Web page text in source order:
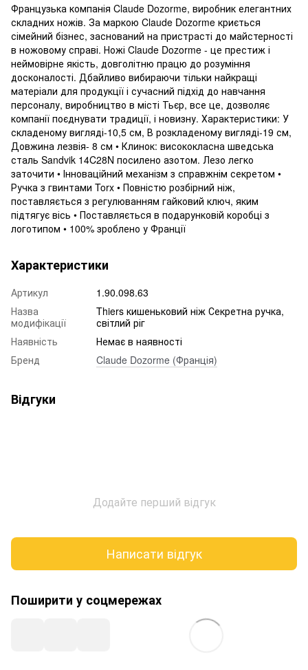
Французька компанія Claude Dozorme, виробник елегантних
складних ножів. За маркою Claude Dozorme криється
сімейний бізнес, заснований на пристрасті до майстерності
в ножовому справі. Ножі Claude Dozorme - це престиж і
неймовірне якість, довголітню працю до розуміння
досконалості. Дбайливо вибираючи тільки найкращі
матеріали для продукції і сучасний підхід до навчання
персоналу, виробництво в місті Тьєр, все це, дозволяє
компанії поєднувати традиції, і новизну. Характеристики: У
складеному вигляді-10,5 см, В розкладеному вигляді-19 см,
Довжина лезвія- 8 см • Клинок: висококласна шведська
сталь Sandvik 14C28N посилено азотом. Лезо легко
заточити • Інноваційний механізм з справжнім секретом •
Ручка з гвинтами Torx • Повністю розбірний ніж,
поставляється з регулюванням гайковий ключ, яким
підтягує вісь • Поставляється в подарунковій коробці з
логотипом • 100% зроблено у Франції
Характеристики
Артикул
1.90.098.63
Назва
модифікації
Thiers кишеньковий ніж Секретна ручка,
світлий ріг
Наявність
Немає в наявності
Бренд
Claude Dozorme (Франція)
Відгуки
Додайте перший відгук
Написати відгук
Поширити у соцмережах